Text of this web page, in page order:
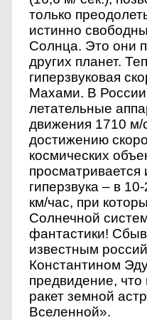
только
истинно
Солнца. Это они
других планет.
гиперзвуковая
Махами. В
летательные
движения 1710 м/
достижению
космических
просматривается
гиперзвука – в
км/час, при
Солнечной
фантастики!
известным
Константином
предвидение,
ракет земной
Вселенной».